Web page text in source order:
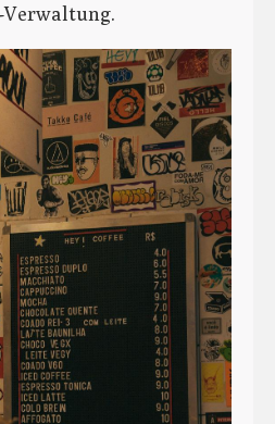
Verwaltung.